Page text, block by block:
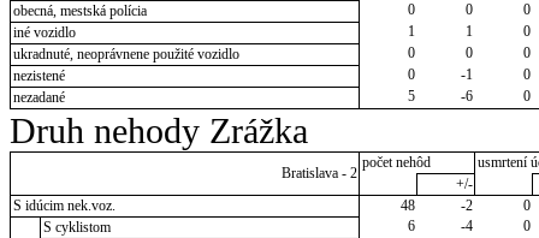
obecná, mestská polícia
0 0
0
iné vozidlo
1 1
0
ukradnuté, neoprávnene použité vozidlo
0 0
0
nezistené
0 -1
0
nezadané
5 -6 0
Druh nehody Zrážka
Bratislava - 2
počet nehôd
usmrtení
+/-
S idúcim nek.voz.
48 -2
0
S cyklistom
6 -4
0